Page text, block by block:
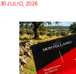
30 JULIO, 2026